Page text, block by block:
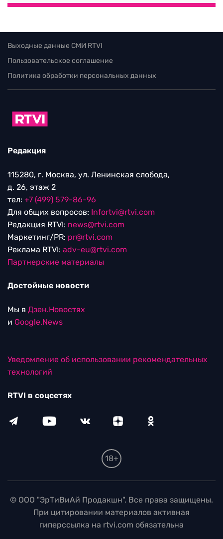
Выходные данные СМИ RTVI
Пользовательское соглашение
Политика обработки персональных данных
Редакция
115280, г. Москва, ул. Ленинская слобода,
д. 26, этаж 2
тел: +7 (499) 579-86-96
Для общих вопросов: Infortvi@rtvi.com
Редакция RTVI: news@rtvi.com
Маркетинг/PR: pr@rtvi.com
Реклама RTVI: adv-eu@rtvi.com
Партнерские материалы
Достойные новости
Мы в Дзен.Новостях
и Google.News
Уведомление об использовании рекомендательных
технологий
RTVI в соцсетях
18+
© ООО "ЭрТиВиАй Продакшн". Все права защищены.
При цитировании материалов активная
гиперссылка на rtvi.com обязательна